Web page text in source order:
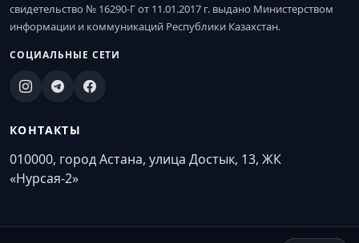
свидетельство № 16290-Г от 11.01.2017 г. выдано Министерством
информации и коммуникаций Республики Казахстан.
СОЦИАЛЬНЫЕ СЕТИ
КОНТАКТЫ
010000, город Астана, улица Достык, 13, ЖК
«Нурсая-2»